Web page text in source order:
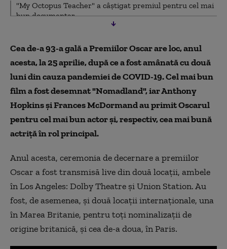
"My Octopus Teacher" a câştigat premiul pentru cel mai
bun documentar
Chloe Zhao a câştigat premiul pentru cea mai bună regie
Daniel Kaluuya, desemnat cel mai bun actor în rol
secundar
"Another Round" a câştigat premiul pentru cel mai bun
lungmetraj internaţional
"The Father" a câştigat premiul pentru cel mai bun
Filmul "Promising Young Woman", premiat pentru cel
mai bun scenariu original
Cea de-a 93-a gală a Premiilor Oscar are loc, anul
acesta, la 25 aprilie, după ce a fost amânată cu două
luni din cauza pandemiei de COVID-19. Cel mai bun
film a fost desemnat "Nomadland", iar Anthony
Hopkins și Frances McDormand au primit Oscarul
pentru cel mai bun actor și, respectiv, cea mai bună
actriță în rol principal.
Anul acesta, ceremonia de decernare a premiilor
Oscar a fost transmisă live din două locaţii, ambele
în Los Angeles: Dolby Theatre şi Union Station. Au
fost, de asemenea, şi două locaţii internaţionale, una
în Marea Britanie, pentru toţi nominalizaţii de
origine britanică, şi cea de-a doua, în Paris.